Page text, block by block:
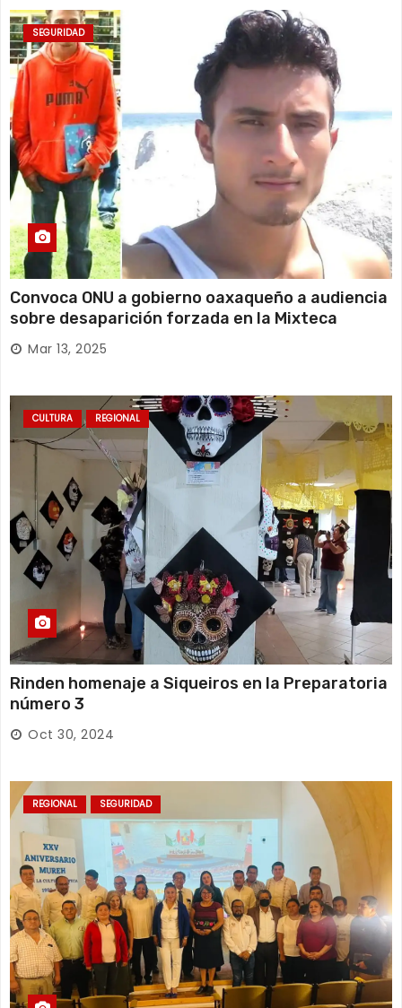
SEGURIDAD
Convoca ONU a gobierno oaxaqueño a audiencia
sobre desaparición forzada en la Mixteca
Mar 13, 2025
CULTURA REGIONAL
Rinden homenaje a Siqueiros en la Preparatoria
número 3
Oct 30, 2024
REGIONAL SEGURIDAD